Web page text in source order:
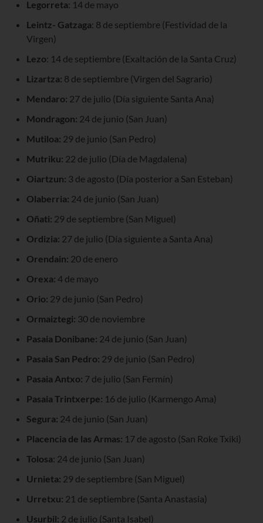
Legorreta: 14 de mayo
Leintz- Gatzaga: 8 de septiembre (Festividad de la
Virgen)
Lezo: 14 de septiembre (Exaltación de la Santa Cruz)
Lizartza: 8 de septiembre (Virgen del Sagrario)
Mendaro: 27 de julio (Día siguiente Santa Ana)
Mondragon: 24 de junio (San Juan)
Mutiloa: 29 de junio (San Pedro)
Mutriku: 22 de julio (Día de Magdalena)
Oiartzun: 3 de agosto (Día posterior a San Esteban)
Olaberria: 24 de junio (San Juan)
Oñati: 29 de septiembre (San Miguel)
Ordizia: 27 de julio (Día siguiente a Santa Ana)
Orendain: 20 de enero
Orexa: 4 de mayo
Orio: 29 de junio (San Pedro)
Ormaiztegi: 30 de noviembre
Pasaia Donibane: 24 de junio (San Juan)
Pasaia San Pedro: 29 de junio (San Pedro)
Pasaia Antxo: 7 de julio (San Fermín)
Pasaia Trintxerpe: 16 de julio (Karmengo Ama)
Segura: 24 de junio (San Juan)
Placencia de las Armas: 17 de agosto (San Roke Txiki)
Tolosa: 24 de junio (San Juan)
Urnieta: 29 de septiembre (San Miguel)
Urretxu: 21 de septiembre (Santa Anastasia)
Usurbil: 2 de julio (Santa Isabel)